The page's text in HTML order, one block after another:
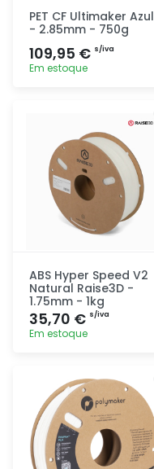
PET CF Ultimaker Azul
- 2.85mm - 750g
109,95 € s/iva
Em estoque
rapidamente
ABS Hyper Speed V2
Natural Raise3D -
1.75mm - 1kg
35,70 € s/iva
Em estoque
rapidamente